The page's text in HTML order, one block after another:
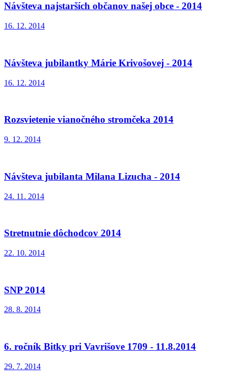
Návšteva najstarších občanov našej obce - 2014
16. 12. 2014
Návšteva jubilantky Márie Krivošovej - 2014
16. 12. 2014
Rozsvietenie vianočného stromčeka 2014
9. 12. 2014
Návšteva jubilanta Milana Lizucha - 2014
24. 11. 2014
Stretnutnie dôchodcov 2014
22. 10. 2014
SNP 2014
28. 8. 2014
6. ročník Bitky pri Vavrišove 1709 - 11.8.2014
29. 7. 2014